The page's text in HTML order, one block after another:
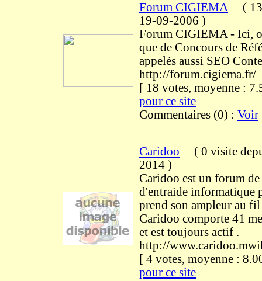
Forum CIGIEMA (
19-09-2006 )
Forum CIGIEMA - Ici,
que de Concours de
appelés aussi SEO
http://forum.cigiema.fr/
[ 18 votes, moyenne :
pour ce site
Commentaires (0) : Voir
Caridoo ( 0 visite
2014 )
Caridoo est un forum de
d'entraide informatique
prend son ampleur au
Caridoo comporte 41
et est toujours actif .
http://
[ 4 votes, moyenne :
pour ce site